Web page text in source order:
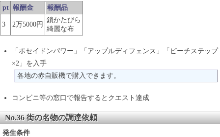
pt 報酬金 報酬品
3 2万5000円
鎖かたびら
綺麗な布
「ポセイドンパワー」「アップルディフェンス」「ピーチステップ
×2」を入手
各地の赤自販機で購入できます。
コンビニ等の窓口で報告するとクエスト達成
No.36 街の名物の調達依頼
発生条件